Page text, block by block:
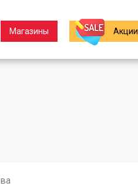
Магазины Акции